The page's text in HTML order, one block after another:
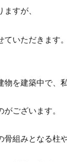
すが、
いただきます。
を建築中で、
ございます。
組みとなる柱